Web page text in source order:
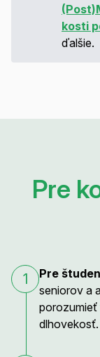
kosti
ďalšie.
Pre
1 Pre
seniorov a
porozumieť
dlhovekosť.